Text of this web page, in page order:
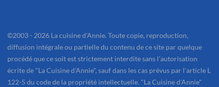
©2003 - 2026 La cuisine d'Annie. Toute copie, reproduction,
diffusion intégrale ou partielle du contenu de ce site par quelque
procédé que ce soit est strictement interdite sans l'autorisation
écrite de "La Cuisine d'Annie", sauf dans les cas prévus par l'article L
122-5 du code de la propriété intellectuelle. "La Cuisine d'Annie"